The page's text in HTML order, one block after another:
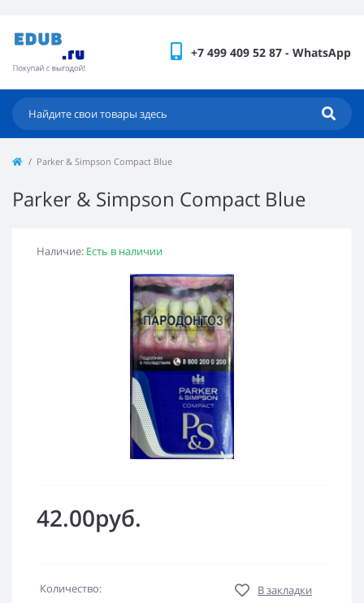
+7 499 409 52 87 - WhatsApp
Parker & Simpson Compact Blue
Parker & Simpson Compact Blue
Наличие: Есть в наличии
42.00руб.
Количество:
В закладки